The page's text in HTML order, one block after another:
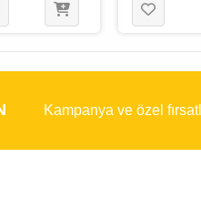
x 36 Cm
Kampanya ve özel